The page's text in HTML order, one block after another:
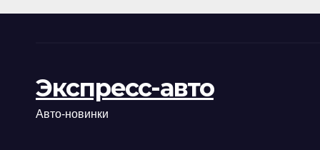
Экспресс-авто
Авто-новинки